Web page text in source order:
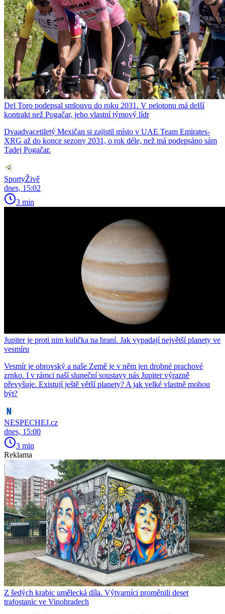
Del Toro podepsal smlouvu do roku 2031. V pelotonu má delší
kontrakt než Pogačar, jeho vlastní týmový lídr
Dvaadvacetiletý Mexičan si zajistil místo v UAE Team Emirates-
XRG až do konce sezony 2031, o rok déle, než má podepsáno sám
Tadej Pogačar.
SportyŽivě
dnes, 15:02
3 min
Jupiter je proti nim kulička na hraní. Jak vypadají největší planety ve
vesmíru
Vesmír je obrovský a naše Země je v něm jen drobné prachové
zrnko. I v rámci naší sluneční soustavy nás Jupiter výrazně
převyšuje. Existují ještě větší planety? A jak velké vlastně mohou
být?
NESPECHEJ.cz
dnes, 15:00
3 min
Reklama
Z šedých krabic umělecká díla. Výtvarníci proměnili deset
trafostanic ve Vinohradech